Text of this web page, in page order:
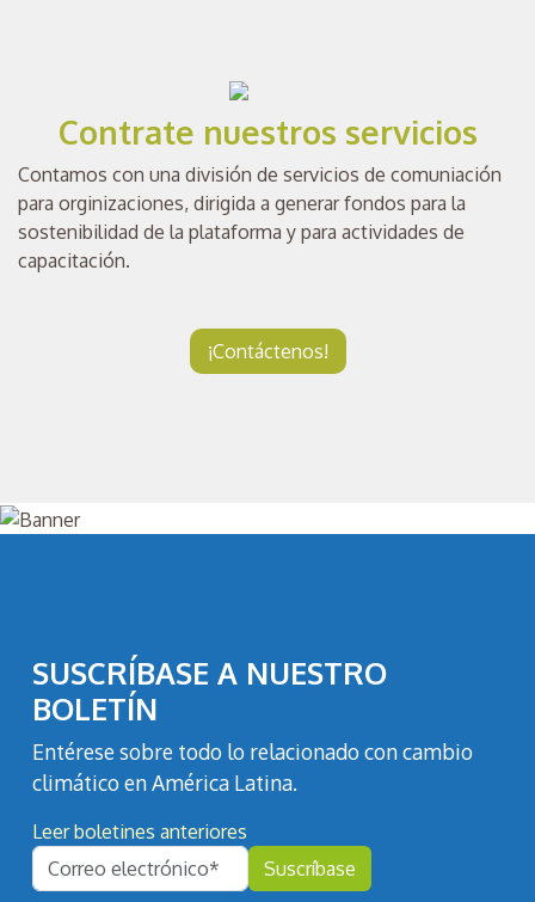
Contrate nuestros servicios
Contamos con una división de servicios de comuniación
para orginizaciones, dirigida a generar fondos para la
sostenibilidad de la plataforma y para actividades de
capacitación.
¡Contáctenos!
SUSCRÍBASE A NUESTRO
BOLETÍN
Entérese sobre todo lo relacionado con cambio
climático en América Latina.
Leer boletines anteriores